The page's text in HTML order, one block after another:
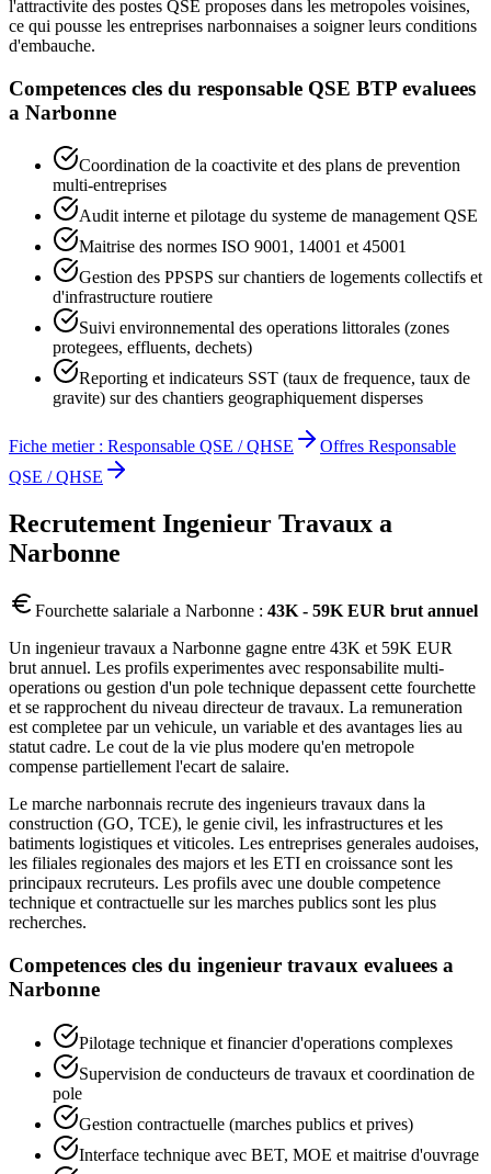
l'attractivite des postes QSE proposes dans les metropoles voisines,
ce qui pousse les entreprises narbonnaises a soigner leurs conditions
d'embauche.
Competences cles du responsable QSE BTP evaluees
a Narbonne
Coordination de la coactivite et des plans de prevention
multi-entreprises
Audit interne et pilotage du systeme de management QSE
Maitrise des normes ISO 9001, 14001 et 45001
Gestion des PPSPS sur chantiers de logements collectifs et
d'infrastructure routiere
Suivi environnemental des operations littorales (zones
protegees, effluents, dechets)
Reporting et indicateurs SST (taux de frequence, taux de
gravite) sur des chantiers geographiquement disperses
Fiche metier : Responsable QSE / QHSE Offres Responsable
QSE / QHSE
Recrutement Ingenieur Travaux a
Narbonne
Fourchette salariale a Narbonne : 43K - 59K EUR brut annuel
Un ingenieur travaux a Narbonne gagne entre 43K et 59K EUR
brut annuel. Les profils experimentes avec responsabilite multi-
operations ou gestion d'un pole technique depassent cette fourchette
et se rapprochent du niveau directeur de travaux. La remuneration
est completee par un vehicule, un variable et des avantages lies au
statut cadre. Le cout de la vie plus modere qu'en metropole
compense partiellement l'ecart de salaire.
Le marche narbonnais recrute des ingenieurs travaux dans la
construction (GO, TCE), le genie civil, les infrastructures et les
batiments logistiques et viticoles. Les entreprises generales audoises,
les filiales regionales des majors et les ETI en croissance sont les
principaux recruteurs. Les profils avec une double competence
technique et contractuelle sur les marches publics sont les plus
recherches.
Competences cles du ingenieur travaux evaluees a
Narbonne
Pilotage technique et financier d'operations complexes
Supervision de conducteurs de travaux et coordination de
pole
Gestion contractuelle (marches publics et prives)
Interface technique avec BET, MOE et maitrise d'ouvrage